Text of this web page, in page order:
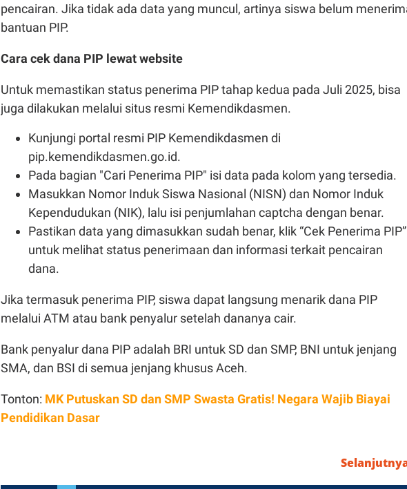
pencairan. Jika tidak ada data yang muncul, artinya siswa belum
bantuan PIP.
Cara cek dana PIP lewat website
Untuk memastikan status penerima PIP tahap kedua pada Juli 2025, bisa
juga dilakukan melalui situs resmi Kemendikdasmen.
Kunjungi portal resmi PIP Kemendikdasmen di
pip.kemendikdasmen.go.id.
Pada bagian "Cari Penerima PIP" isi data pada kolom yang tersedia.
Masukkan Nomor Induk Siswa Nasional (NISN) dan Nomor Induk
Kependudukan (NIK), lalu isi penjumlahan captcha dengan benar.
Pastikan data yang dimasukkan sudah benar, klik “Cek Penerima PIP”
untuk melihat status penerimaan dan informasi terkait pencairan
dana.
Jika termasuk penerima PIP, siswa dapat langsung menarik dana PIP
melalui ATM atau bank penyalur setelah dananya cair.
Bank penyalur dana PIP adalah BRI untuk SD dan SMP, BNI untuk jenjang
SMA, dan BSI di semua jenjang khusus Aceh.
Tonton: MK Putuskan SD dan SMP Swasta Gratis! Negara Wajib Biayai
Pendidikan Dasar